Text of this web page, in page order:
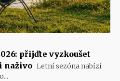
přijďte vyzkoušet
naživo Letní sezóna nabízí